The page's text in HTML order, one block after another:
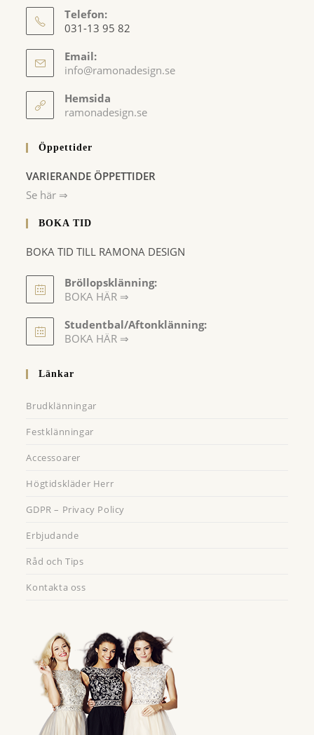
Telefon:
031-13 95 82
Email:
info@ramonadesign.seOpens
Hemsida
ramonadesign.se
Öppettider
VARIERANDE ÖPPETTIDER
Se här ⇒
BOKA TID
BOKA TID TILL RAMONA DESIGN
Bröllopsklänning:
BOKA HÄR ⇒
in
a
tab
Studentbal/Aftonklänning:
BOKA HÄR ⇒
Länkar
Brudklänningar
Festklänningar
Accessoarer
Högtidskläder Herr
GDPR – Privacy Policy
Erbjudande
Råd och Tips
Kontakta oss